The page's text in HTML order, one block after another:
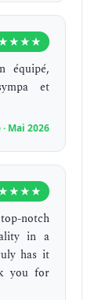
équipé,
et
Mai 2026
notch
in a
has it
you for